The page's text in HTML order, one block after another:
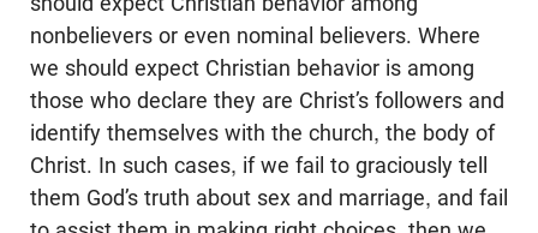
nonbelievers or even nominal believers. Where
we should expect Christian behavior is among
those who declare they are Christ’s followers and
identify themselves with the church, the body of
Christ. In such cases, if we fail to graciously tell
them God’s truth about sex and marriage, and fail